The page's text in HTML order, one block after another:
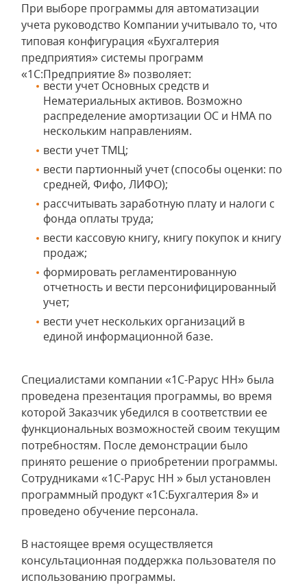
При выборе программы для автоматизации
учета руководство Компании учитывало то, что
типовая конфигурация «Бухгалтерия
предприятия» системы программ
«1С:Предприятие 8» позволяет:
вести учет Основных средств и
Нематериальных активов. Возможно
распределение амортизации ОС и НМА по
нескольким направлениям.
вести учет ТМЦ;
вести партионный учет (способы оценки: по
средней, Фифо, ЛИФО);
рассчитывать заработную плату и налоги с
фонда оплаты труда;
вести кассовую книгу, книгу покупок и книгу
продаж;
формировать регламентированную
отчетность и вести персонифицированный
учет;
вести учет нескольких организаций в
единой информационной базе.
Специалистами компании «1С-Рарус НН» была
проведена презентация программы, во время
которой Заказчик убедился в соответствии ее
функциональных возможностей своим текущим
потребностям. После демонстрации было
принято решение о приобретении программы.
Сотрудниками «1С-Рарус НН » был установлен
программный продукт «1С:Бухгалтерия 8» и
проведено обучение персонала.
В настоящее время осуществляется
консультационная поддержка пользователя по
использованию программы.